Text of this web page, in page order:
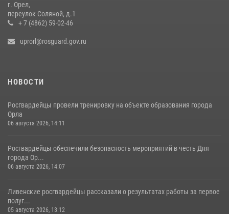
г. Орел,
переулок Соляной, д.1
+ 7 (4862) 59-02-46
uprorl@rosguard.gov.ru
НОВОСТИ
Росгвардейцы провели тренировку на объекте образования города
Орла
06 августа 2026, 14:11
Росгвардейцы обеспечили безопасность мероприятий в честь Дня
города Ор...
06 августа 2026, 14:07
Ливенские росгвардейцы рассказали о результатах работы за первое
полуг...
05 августа 2026, 13:12